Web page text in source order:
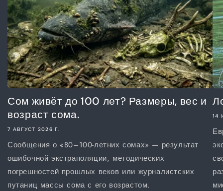
Сом живёт до 100 лет? Размеры, вес и
возраст сома.
7 АВГУСТ 2026 Г.
Сообщения о «80–100-летних сомах» — результат
ошибочной экстраполяции, методических
погрешностей прошлых веков или журналистских
путаниц массы сома с его возрастом.
14